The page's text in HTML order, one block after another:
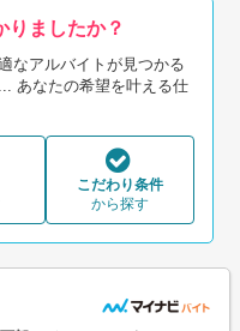
りましたか？
なアルバイトが見つかる
あなたの希望を叶える仕
こだわり条件
から探す